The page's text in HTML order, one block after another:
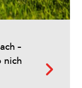
–
nich